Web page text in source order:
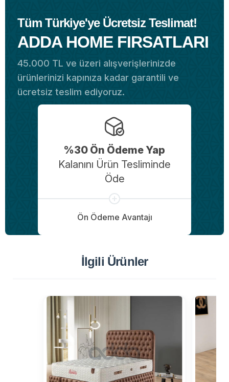
Tüm Türkiye'ye Ücretsiz Teslimat!
ADDA HOME FIRSATLARI
45.000 TL ve üzeri alışverişlerinizde
ürünlerinizi kapınıza kadar garantili ve
ücretsiz teslim ediyoruz.
%30 Ön Ödeme Yap
Kalanını Ürün Tesliminde
Öde
Ön Ödeme Avantajı
İlgili Ürünler